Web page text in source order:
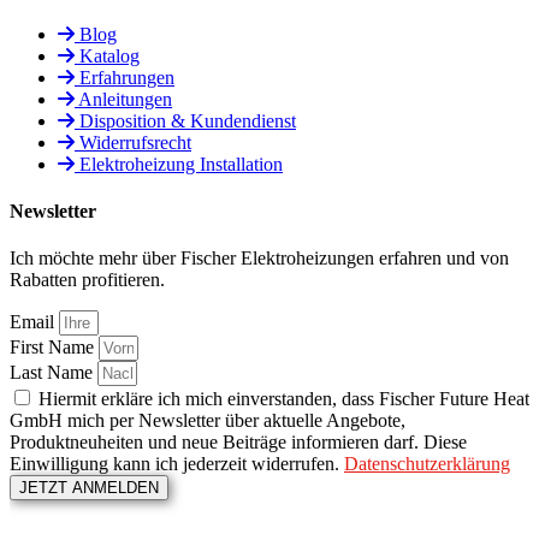
Blog
Katalog
Erfahrungen
Anleitungen
Disposition & Kundendienst
Widerrufsrecht
Elektroheizung Installation
Newsletter
Ich möchte mehr über Fischer Elektroheizungen erfahren und von
Rabatten profitieren.
Email
First Name
Last Name
Hiermit erkläre ich mich einverstanden, dass Fischer Future Heat
GmbH mich per Newsletter über aktuelle Angebote,
Produktneuheiten und neue Beiträge informieren darf. Diese
Einwilligung kann ich jederzeit widerrufen. Datenschutzerklärung
JETZT ANMELDEN